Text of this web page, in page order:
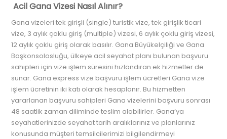
Acil Gana Vizesi Nasıl Alınır?
Gana vizeleri tek girişli (single) turistik vize, tek girişlik ticari
vize, 3 aylık çoklu giriş (multiple) vizesi, 6 aylık çoklu giriş vizesi,
12 aylık çoklu giriş olarak basılır. Gana Büyükelçiliği ve Gana
Başkonsolosluğu, ülkeye acil seyahat planı bulunan başvuru
sahipleri için vize işlem süresini hızlandıran ek hizmetler de
sunar. Gana express vize başvuru işlem ücretleri Gana vize
işlem ücretinin iki katı olarak hesaplanır. Bu hizmetten
yararlanan başvuru sahipleri Gana vizelerini başvuru sonrası
48 saatlik zaman diliminde teslim alabilirler. Gana’ya
seyahatlerinizde seyahat tarih aralıklarınız ve planlarınız
konusunda müşteri temsilcilerimizi bilgilendirmeyi